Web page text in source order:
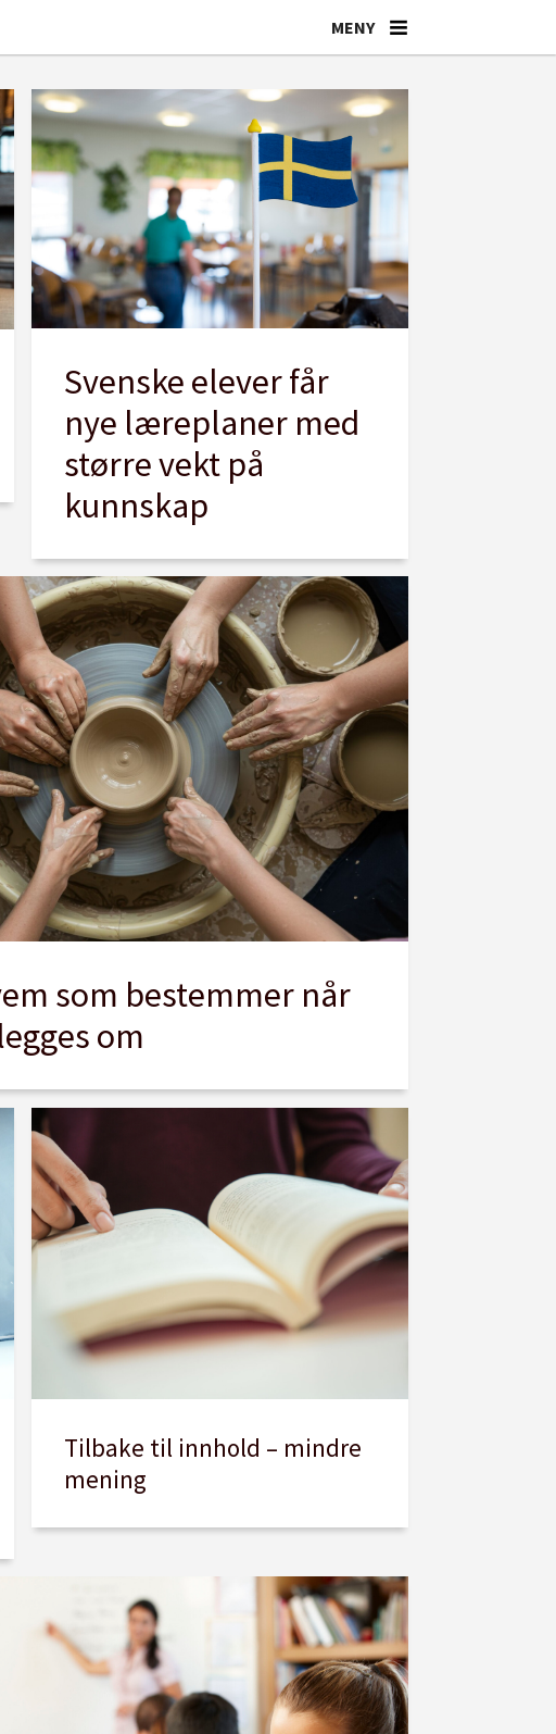
Svenske elever får
nye læreplaner med
større vekt på
kunnskap
som bestemmer når
om
Tilbake til innhold – mindre
mening